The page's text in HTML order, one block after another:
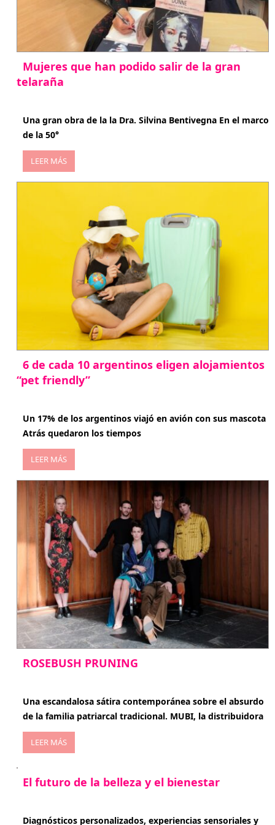
Mujeres que han podido salir de la gran
telaraña
Una gran obra de la la Dra. Silvina Bentivegna En el marco
de la 50°
LEER MÁS
6 de cada 10 argentinos eligen alojamientos
“pet friendly”
Un 17% de los argentinos viajó en avión con sus mascota
Atrás quedaron los tiempos
LEER MÁS
ROSEBUSH PRUNING
Una escandalosa sátira contemporánea sobre el absurdo
de la familia patriarcal tradicional. MUBI, la distribuidora
LEER MÁS
El futuro de la belleza y el bienestar
Diagnósticos personalizados, experiencias sensoriales y